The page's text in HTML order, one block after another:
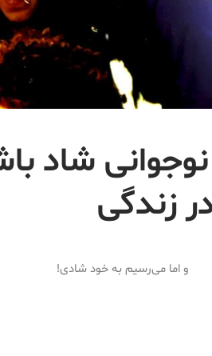
شاد
زندگی
2018-03-
و اما می‌رسیم به خود شادی!